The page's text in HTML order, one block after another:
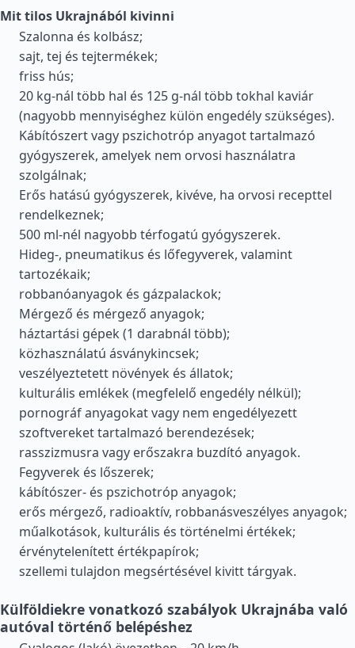
Mit tilos Ukrajnából kivinni
Szalonna és kolbász;
sajt, tej és tejtermékek;
friss hús;
20 kg-nál több hal és 125 g-nál több tokhal kaviár
(nagyobb mennyiséghez külön engedély szükséges).
Kábítószert vagy pszichotróp anyagot tartalmazó
gyógyszerek, amelyek nem orvosi használatra
szolgálnak;
Erős hatású gyógyszerek, kivéve, ha orvosi recepttel
rendelkeznek;
500 ml-nél nagyobb térfogatú gyógyszerek.
Hideg-, pneumatikus és lőfegyverek, valamint
tartozékaik;
robbanóanyagok és gázpalackok;
Mérgező és mérgező anyagok;
háztartási gépek (1 darabnál több);
közhasználatú ásványkincsek;
veszélyeztetett növények és állatok;
kulturális emlékek (megfelelő engedély nélkül);
pornográf anyagokat vagy nem engedélyezett
szoftvereket tartalmazó berendezések;
rasszizmusra vagy erőszakra buzdító anyagok.
Fegyverek és lőszerek;
kábítószer- és pszichotróp anyagok;
erős mérgező, radioaktív, robbanásveszélyes anyagok;
műalkotások, kulturális és történelmi értékek;
érvénytelenített értékpapírok;
szellemi tulajdon megsértésével kivitt tárgyak.
Külföldiekre vonatkozó szabályok Ukrajnába való
autóval történő belépéshez